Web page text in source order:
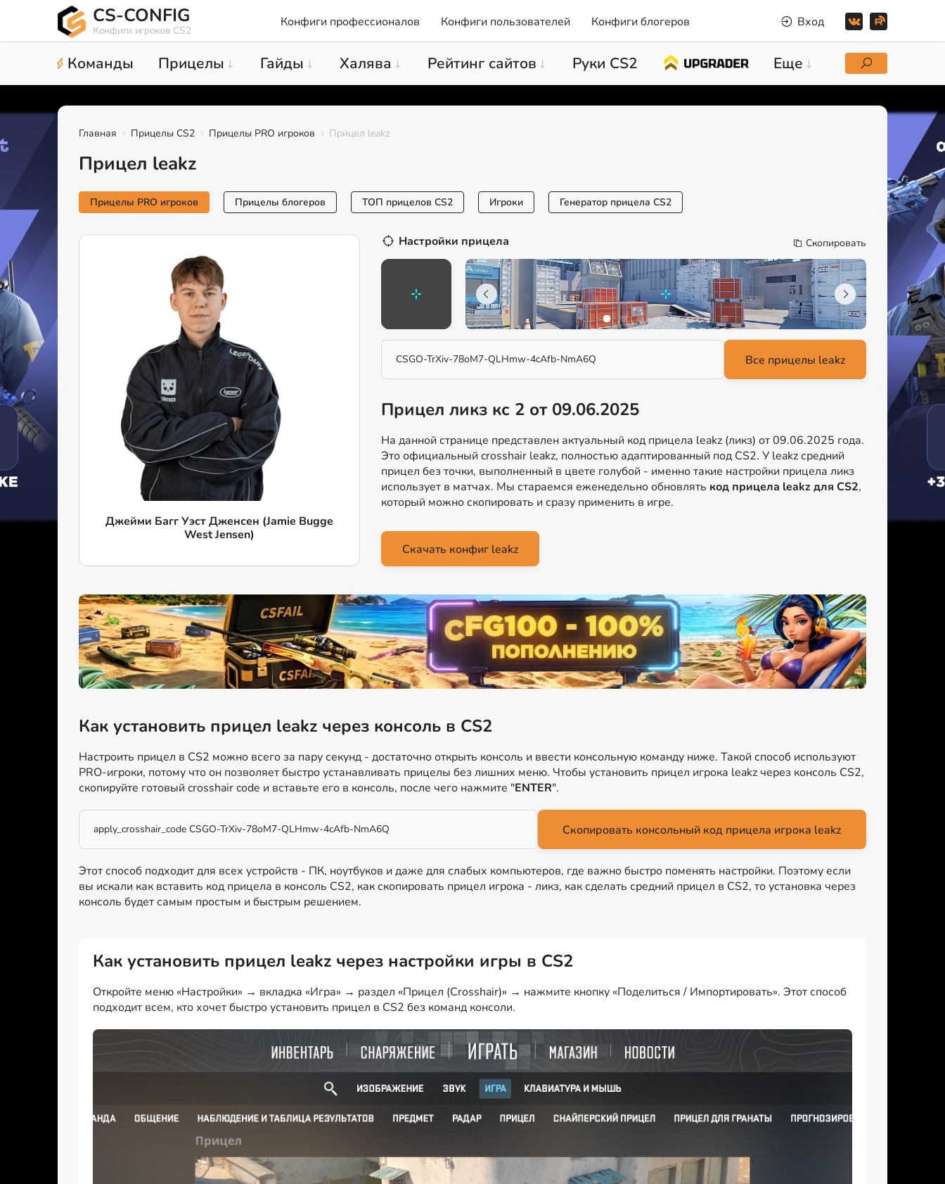
CS-CONFIG
Конфиги игроков CS2
Конфиги профессионалов Конфиги пользователей Конфиги блогеров Вход
Команды Прицелы Гайды Халява Рейтинг сайтов Руки CS2 Еще
Главная Прицелы CS2 Прицелы PRO игроков Прицел leakz
Прицел leakz
Прицелы PRO игроков Прицелы блогеров ТОП прицелов CS2 Игроки Генератор прицела CS2
Джейми Багг Уэст Дженсен (Jamie Bugge
West Jensen)
Настройки прицела Скопировать
CSGO-TrXiv-78oM7-QLHmw-4cAfb-NmA6Q
Прицел ликз кс 2 от 09.06.2025
На данной странице представлен актуальный код прицела leakz (ликз) от 09.06.2025 года.
Это официальный crosshair leakz, полностью адаптированный под CS2. У leakz средний
прицел без точки, выполненный в цвете голубой - именно такие настройки прицела ликз
использует в матчах. Мы стараемся еженедельно обновлять код прицела leakz для CS2,
который можно скопировать и сразу применить в игре.
Скачать конфиг leakz
Как установить прицел leakz через консоль в CS2
Настроить прицел в CS2 можно всего за пару секунд - достаточно открыть консоль и ввести консольную команду ниже. Такой способ используют
PRO-игроки, потому что он позволяет быстро устанавливать прицелы без лишних меню. Чтобы установить прицел игрока leakz через консоль CS2,
скопируйте готовый crosshair code и вставьте его в консоль, после чего нажмите "ENTER".
apply_crosshair_code CSGO-TrXiv-78oM7-QLHmw-4cAfb-NmA6Q Скопировать консольный код прицела игрока leakz
Этот способ подходит для всех устройств - ПК, ноутбуков и даже для слабых компьютеров, где важно быстро поменять настройки. Поэтому если
вы искали как вставить код прицела в консоль CS2, как скопировать прицел игрока - ликз, как сделать средний прицел в CS2, то установка через
консоль будет самым простым и быстрым решением.
Как установить прицел leakz через настройки игры в CS2
Откройте меню «Настройки» → вкладка «Игра» → раздел «Прицел (Crosshair)» → нажмите кнопку «Поделиться / Импортировать». Этот способ
подходит всем, кто хочет быстро установить прицел в CS2 без команд консоли.